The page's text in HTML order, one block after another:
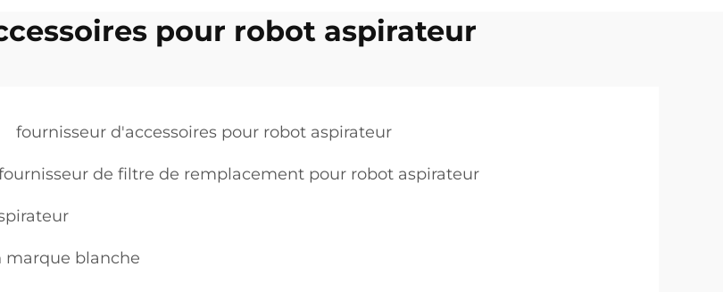
pour robot aspirateur
fournisseur d'accessoires pour robot aspirateur
de filtre de remplacement pour robot aspirateur
marque blanche